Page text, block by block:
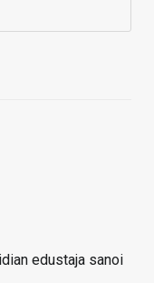
edustaja sanoi